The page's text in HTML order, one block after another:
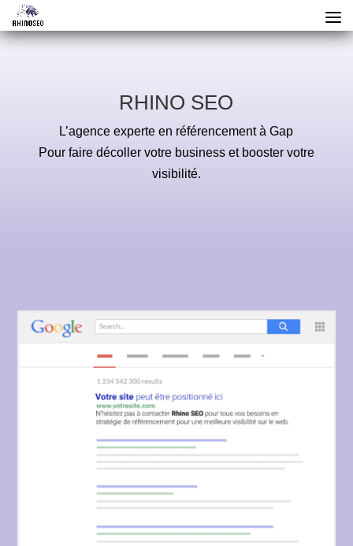
RHINO SEO
L’agence experte en référencement à Gap
Pour faire décoller votre business et booster votre
visibilité.